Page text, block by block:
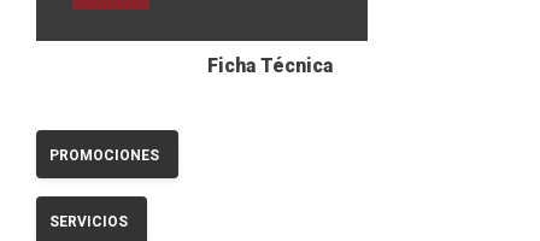
Ficha Técnica
PROMOCIONES
SERVICIOS